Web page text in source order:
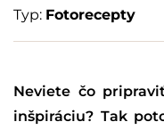
Typ: Fotorecepty
Neviete čo
inšpiráciu? Tak